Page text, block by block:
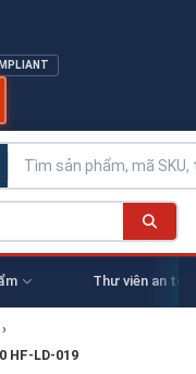
Thư viên an
›
HF-LD-019